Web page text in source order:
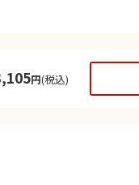
円(税込)